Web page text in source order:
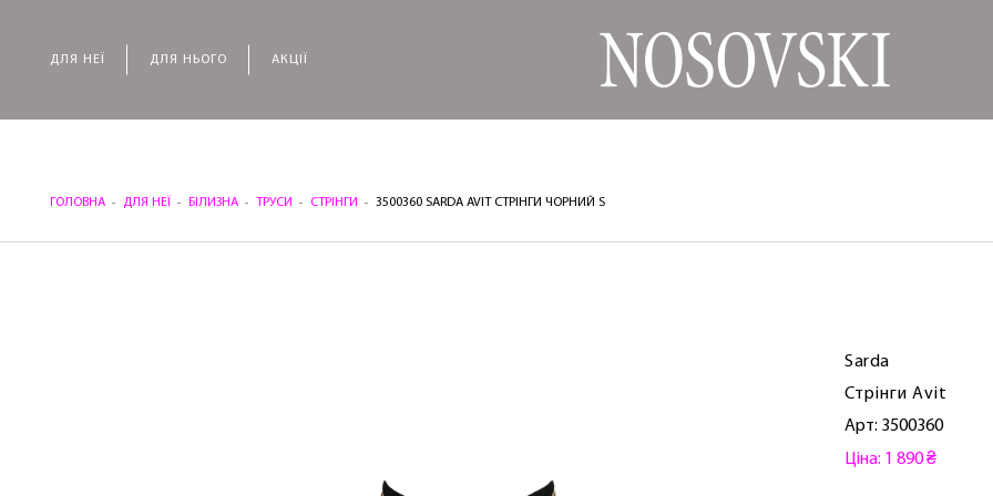
ДЛЯ НЕЇ ДЛЯ НЬОГО АКЦІЇ
ГОЛОВНА ДЛЯ НЕЇ БІЛИЗНА ТРУСИ СТРІНГИ 3500360 SARDA AVIT СТРІНГИ ЧОРНИЙ S
Sarda
Стрінги Avit
Арт: 3500360
Ціна: 1 890 ₴